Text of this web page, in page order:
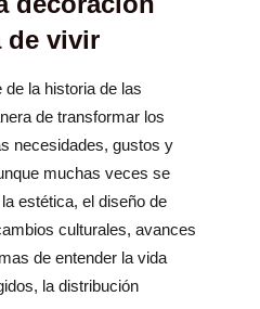
de vivir
la historia de las
de transformar los
necesidades, gustos y
muchas veces se
estética, el diseño de
culturales, avances
de entender la vida
la distribución